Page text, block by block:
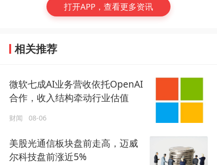
打开APP，查看更多资讯
相关推荐
微软七成AI业务营收依托OpenAI
合作，收入结构牵动行业估值
财闻 08-06
美股光通信板块盘前走高，迈威
尔科技盘前涨近5%